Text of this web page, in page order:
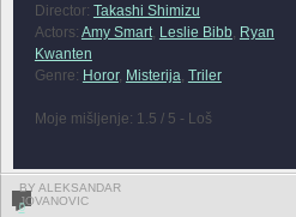
Director: Takashi Shimizu
Actors: Amy Smart, Leslie Bibb, Ryan
Kwanten
Genre: Horor, Misterija Triler
Moje mišljenje: 1.5 / 5 - Loš
BY ALEKSANDAR
JOVANOVIC
0